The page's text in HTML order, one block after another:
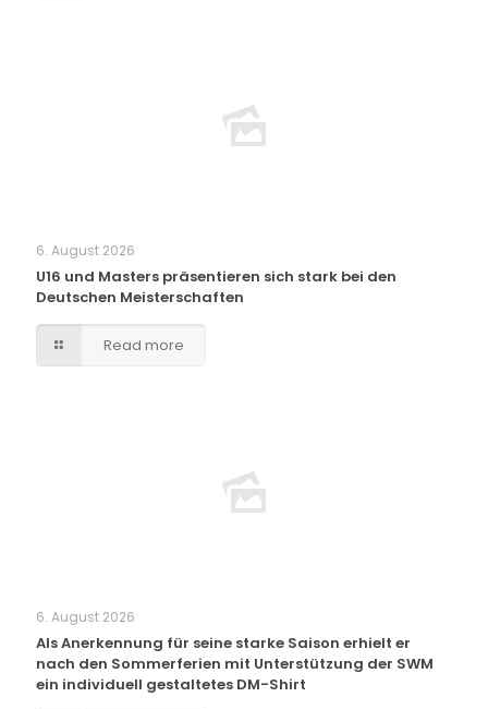
6. August 2026
U16 und Masters präsentieren sich stark bei den
Deutschen Meisterschaften
Read more
6. August 2026
Als Anerkennung für seine starke Saison erhielt er
nach den Sommerferien mit Unterstützung der SWM
ein individuell gestaltetes DM-Shirt